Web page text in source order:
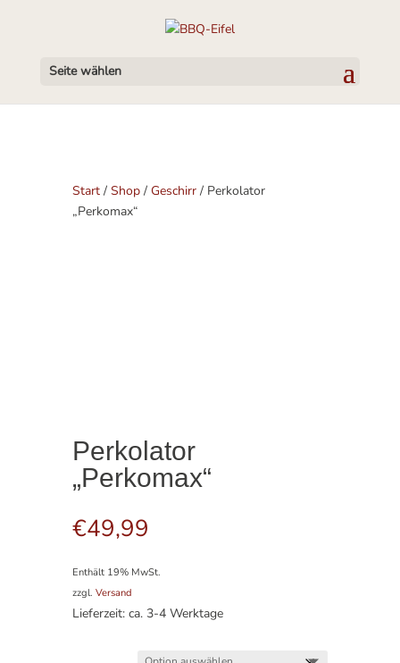
Seite wählen
Start/ Shop/ Geschirr/ Perkolator
„Perkomax“
Perkolator
„Perkomax“
€49,99
Enthält 19% MwSt.
zzgl. Versand
Lieferzeit: ca. 3-4 Werktage